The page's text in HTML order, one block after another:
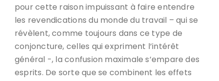
pour cette raison impuissant à faire entendre
les revendications du monde du travail – qui se
révèlent, comme toujours dans ce type de
conjoncture, celles qui expriment l’intérêt
général -, la confusion maximale s’empare des
esprits. De sorte que se combinent les effets